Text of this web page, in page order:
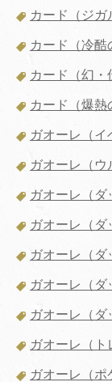
カード（ジガ
カード（冷酷
カード（幻・
カード（爆熱
ガオーレ（イ
ガオーレ（ウ
ガオーレ（ダ
ガオーレ（ダ
ガオーレ（ダ
ガオーレ（ダ
ガオーレ（ダ
ガオーレ（ト
ガオーレ（ポ